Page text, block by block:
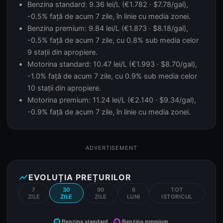
Benzina standard: 9.36 lei/L (€1.782 · $7.78/gal),
-0.5% față de acum 7 zile, în linie cu media zonei.
Benzina premium: 9.84 lei/L (€1.873 · $8.18/gal),
-0.5% față de acum 7 zile, cu 0.8% sub media celor
9 stații din apropiere.
Motorina standard: 10.47 lei/L (€1.993 · $8.70/gal),
-1.0% față de acum 7 zile, cu 0.9% sub media celor
10 stații din apropiere.
Motorina premium: 11.24 lei/L (€2.140 · $9.34/gal),
-0.9% față de acum 7 zile, în linie cu media zonei.
ADVERTISEMENT
show_chartEVOLUȚIA PREȚURILOR
7
ZILE
30
ZILE
90
ZILE
6
LUNI
TOT
ISTORICUL